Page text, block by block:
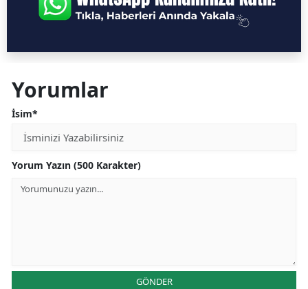
Yorumlar
İsim*
Yorum Yazın (500 Karakter)
GÖNDER